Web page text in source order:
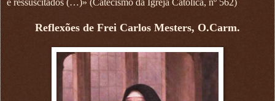
Reflexões de Frei Carlos Mesters, O.Carm.